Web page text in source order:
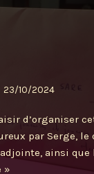
23/10/2024
d’organiser
par Serge,
ainsi que
»